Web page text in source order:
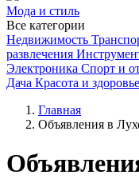
Мода и стиль
Все категории
Недвижимость
развлечения
Электроника Спорт и
Дача Красота и здоровье
Главная
Объявления в